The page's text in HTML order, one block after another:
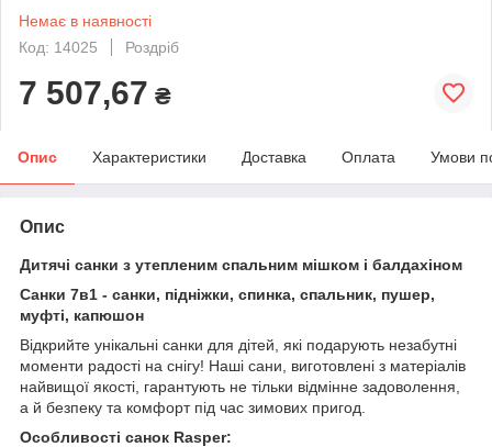
Немає в наявності
Код: 14025
Роздріб
7 507,67 ₴
Опис Характеристики Доставка Оплата Умови
Опис
Дитячі санки з утепленим спальним мішком і балдахіном
Санки 7в1 - санки, підніжки, спинка, спальник, пушер,
муфті, капюшон
Відкрийте унікальні санки для дітей, які подарують незабутні
моменти радості на снігу! Наші сани, виготовлені з матеріалів
найвищої якості, гарантують не тільки відмінне задоволення,
а й безпеку та комфорт під час зимових пригод.
Особливості санок Rasper: